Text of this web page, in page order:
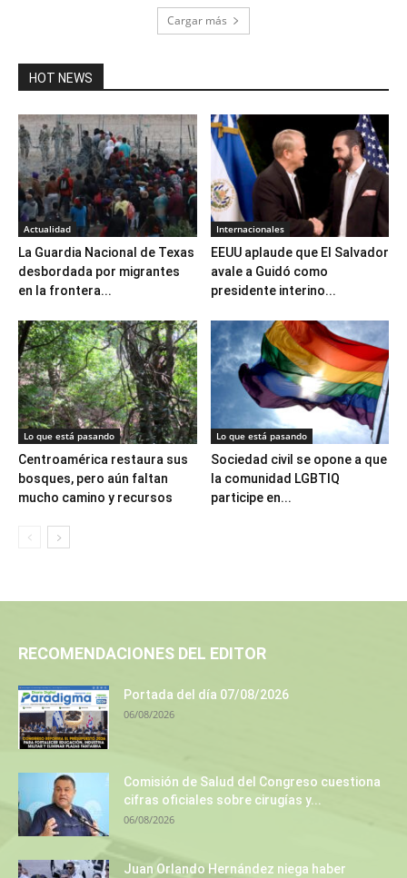
Cargar más
HOT NEWS
Actualidad
La Guardia Nacional de Texas
desbordada por migrantes
en la frontera...
Internacionales
EEUU aplaude que El Salvador
avale a Guidó como
presidente interino...
Lo que está pasando
Centroamérica restaura sus
bosques, pero aún faltan
mucho camino y recursos
Lo que está pasando
Sociedad civil se opone a que
la comunidad LGBTIQ
participe en...
RECOMENDACIONES DEL EDITOR
Portada del día 07/08/2026
06/08/2026
Comisión de Salud del Congreso cuestiona
cifras oficiales sobre cirugías y...
06/08/2026
Juan Orlando Hernández niega haber